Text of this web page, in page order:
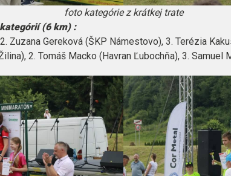
foto kategórie z krátkej trate
(6 km) :
Zuzana Gereková (ŠKP Námestovo), 3. Terézia
2. Tomáš Macko (Havran Ľubochňa), 3. Samuel